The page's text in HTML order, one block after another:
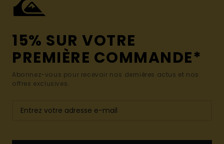
15% SUR VOTRE
PREMIÈRE COMMANDE*
Abonnez-vous pour recevoir nos dernières actus et nos
offres exclusives.